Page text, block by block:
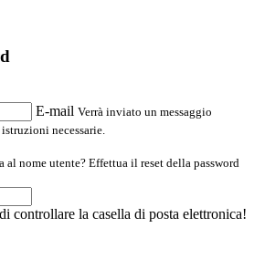
E-mail Verrà inviato un messaggio
necessarie.
al nome utente? Effettua il reset della password
controllare la casella di posta elettronica!